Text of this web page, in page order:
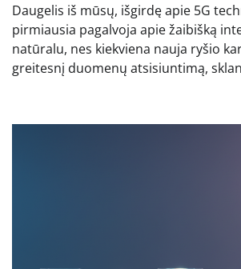
Daugelis iš mūsų, išgirdę apie 5G
pirmiausia pagalvoja apie žaibišką
natūralu, nes kiekviena nauja ryšio
greitesnį duomenų atsisiuntimą,